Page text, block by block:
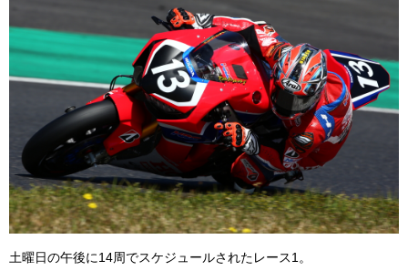
土曜日の午後に14周でスケジュールされたレース1。